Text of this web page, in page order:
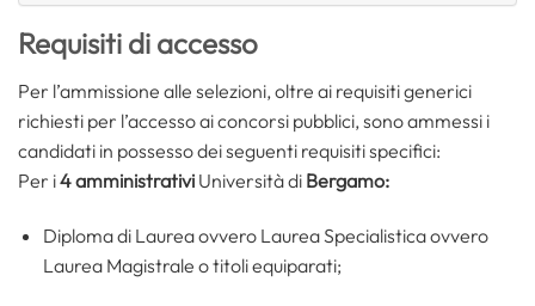
Requisiti di accesso
Per l’ammissione alle selezioni, oltre ai requisiti generici
richiesti per l’accesso ai concorsi pubblici, sono ammessi i
candidati in possesso dei seguenti requisiti specifici:
Per i4 amministrativi Università di Bergamo:
Diploma di Laurea ovvero Laurea Specialistica ovvero
Laurea Magistrale o titoli equiparati;